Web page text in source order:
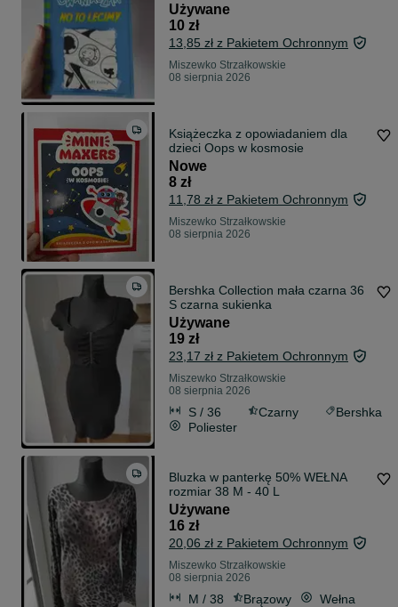
Używane
10 zł
13,85 zł z Pakietem Ochronnym
Miszewko Strzałkowskie
08 sierpnia 2026
Książeczka z opowiadaniem dla
dzieci Oops w kosmosie
Nowe
8 zł
11,78 zł z Pakietem Ochronnym
Miszewko Strzałkowskie
08 sierpnia 2026
Bershka Collection mała czarna 36
S czarna sukienka
Używane
19 zł
23,17 zł z Pakietem Ochronnym
Miszewko Strzałkowskie
08 sierpnia 2026
S / 36 Czarny
Bershka
Poliester
Bluzka w panterkę 50% WEŁNA
rozmiar 38 M - 40 L
Używane
16 zł
20,06 zł z Pakietem Ochronnym
Miszewko Strzałkowskie
08 sierpnia 2026
M / 38 Brązowy Wełna